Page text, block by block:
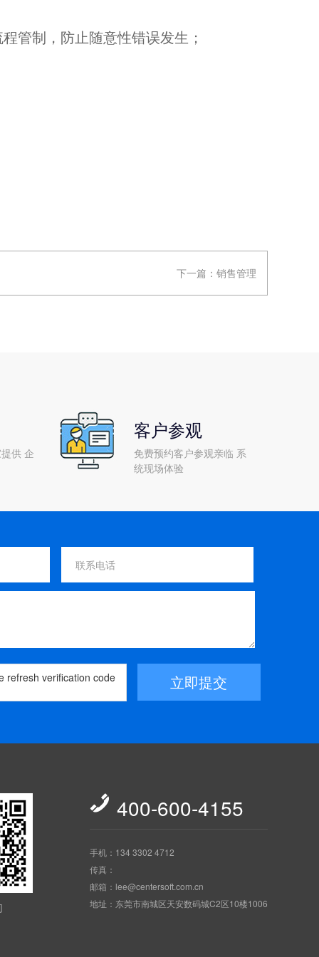
管制，防止随意性错误发生；
下一篇： 销售管理
供 企
客户参观
免费预约客户参观亲临 系
统现场体验
立即提交
 400-600-4155
手机：134 3302 4712
传真：
邮箱：lee@centersoft.com.cn
地址：东莞市南城区天安数码城C2区10楼1006